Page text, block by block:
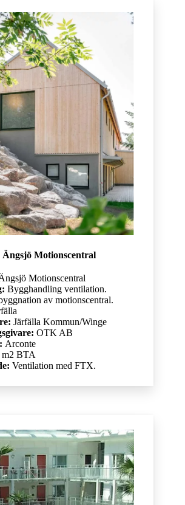
Ängsjö Motionscentral
Motionscentral
Bygghandling ventilation.
av motionscentral.
Järfälla Kommun/Winge
OTK AB
Arconte
m2 BTA
Ventilation med FTX.